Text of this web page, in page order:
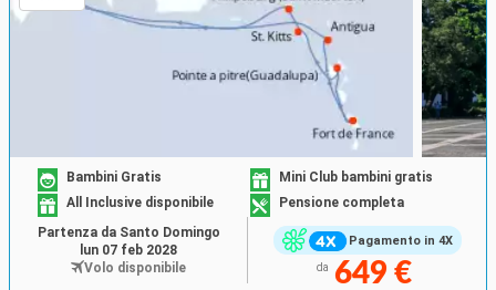
Pagamento in 4X
Bambini Gratis
Mini Club bambini gratis
All Inclusive disponibile
Pensione completa
da 649 €
Partenza da Santo Domingo
lun 07 feb 2028
Volo disponibile